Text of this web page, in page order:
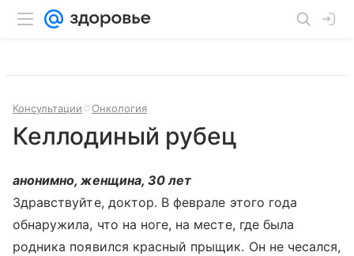
Консультации Онкология
Келлодиный рубец
анонимно, женщина, 30 лет
Здравствуйте, доктор. В феврале этого года
обнаружила, что на ноге, на месте, где была
родника появился красный прыщик. Он не чесался,